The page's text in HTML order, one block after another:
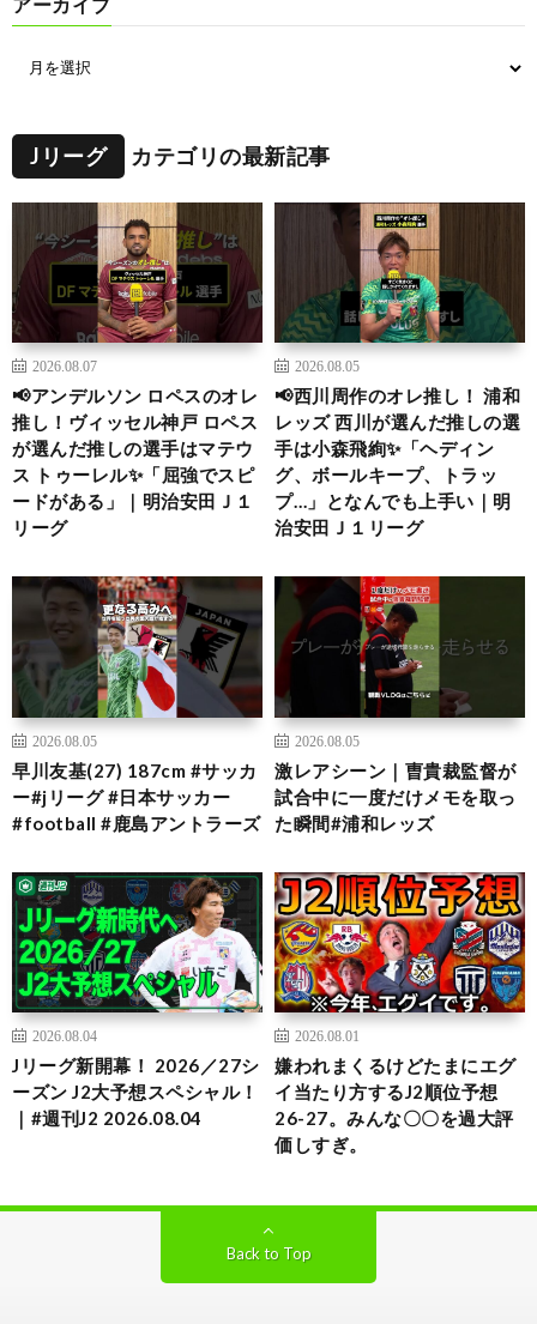
Jリーグ カテゴリの最新記事
2026.08.07
📢アンデルソン ロペスのオレ
推し！ヴィッセル神戸 ロペス
が選んだ推しの選手はマテウ
ス トゥーレル✨「屈強でスピ
ードがある」｜明治安田Ｊ１
リーグ
2026.08.05
📢西川周作のオレ推し！ 浦和
レッズ 西川が選んだ推しの選
手は小森飛絢✨「ヘディン
グ、ボールキープ、トラッ
プ…」となんでも上手い｜明
治安田Ｊ１リーグ
2026.08.05
早川友基(27) 187cm #サッカ
ー#jリーグ #日本サッカー
#football #鹿島アントラーズ
2026.08.05
激レアシーン｜曺貴裁監督が
試合中に一度だけメモを取っ
た瞬間#浦和レッズ
2026.08.04
Jリーグ新開幕！ 2026／27シ
ーズン J2大予想スペシャル！
｜#週刊J2 2026.08.04
2026.08.01
嫌われまくるけどたまにエグ
イ当たり方するJ2順位予想
26-27。みんな〇〇を過大評
価しすぎ。
Back to Top